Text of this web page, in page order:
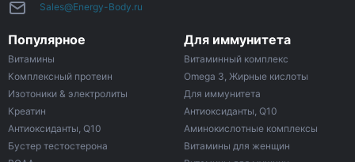
Sales@Energy-Body.ru
Популярное
Витамины
Комплексный протеин
Изотоники & электролиты
Креатин
Антиоксиданты, Q10
Бустер тестостерона
Для иммунитета
Витаминный комплекс
Omega 3, Жирные кислоты
Для иммунитета
Антиоксиданты, Q10
Аминокислотные комплексы
Витамины для женщин